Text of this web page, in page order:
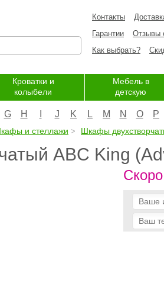
Контакты
Гарантии
Отзывы
Как выбрать?
Кроватки и
колыбели
Мебель в
детскую
G H J K L M N O P
и стеллажи Шкафы
ABC King